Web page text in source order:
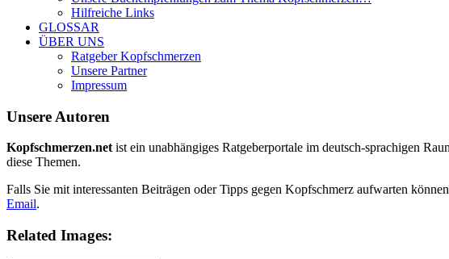
Hilfreiche Links
GLOSSAR
ÜBER UNS
Ratgeber Kopfschmerzen
Unsere Partner
Impressum
Unsere Autoren
Kopfschmerzen.netist ein unabhängiges Ratgeberportale im deutsch-sprachigen
diese Themen.
Falls Sie mit interessanten Beiträgen oder Tipps gegen Kopfschmerz aufwarten
Email.
Related Images: